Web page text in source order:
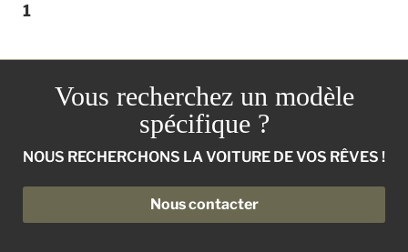
1
Vous recherchez un modèle
spécifique ?
NOUS RECHERCHONS LA VOITURE DE VOS RÊVES !
Nous contacter